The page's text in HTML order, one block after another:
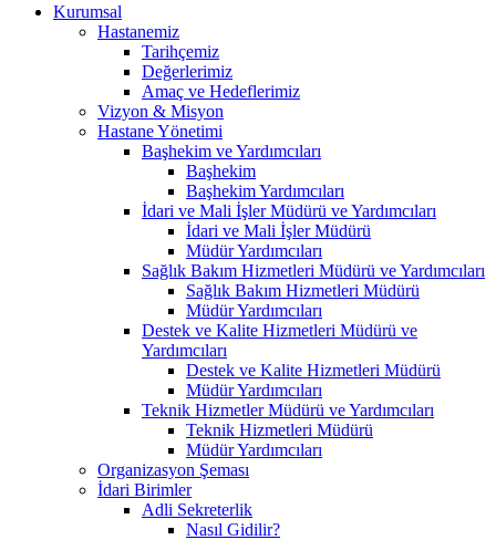
Kurumsal
Hastanemiz
Tarihçemiz
Değerlerimiz
Amaç ve Hedeflerimiz
Vizyon & Misyon
Hastane Yönetimi
Başhekim ve Yardımcıları
Başhekim
Başhekim Yardımcıları
İdari ve Mali İşler Müdürü ve Yardımcıları
İdari ve Mali İşler Müdürü
Müdür Yardımcıları
Sağlık Bakım Hizmetleri Müdürü ve Yardımcıları
Sağlık Bakım Hizmetleri Müdürü
Müdür Yardımcıları
Destek ve Kalite Hizmetleri Müdürü ve
Yardımcıları
Destek ve Kalite Hizmetleri Müdürü
Müdür Yardımcıları
Teknik Hizmetler Müdürü ve Yardımcıları
Teknik Hizmetleri Müdürü
Müdür Yardımcıları
Organizasyon Şeması
İdari Birimler
Adli Sekreterlik
Nasıl Gidilir?